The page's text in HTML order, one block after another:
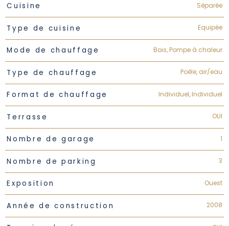
Cuisine Séparée
Type de cuisine Equipée
Mode de chauffage Bois, Pompe à chaleur
Type de chauffage Poêle, air/eau
Format de chauffage Individuel, Individuel
Terrasse OUI
Nombre de garage 1
Nombre de parking 3
Exposition Ouest
Année de construction 2008